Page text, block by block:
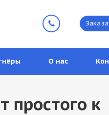
О нас
простого к